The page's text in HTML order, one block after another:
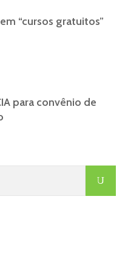
“cursos gratuitos”
para convênio de